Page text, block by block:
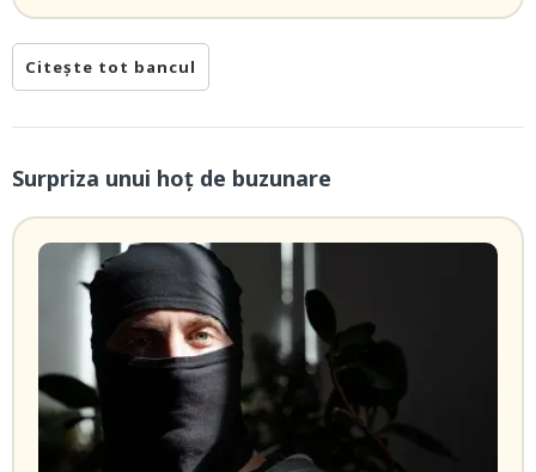
Citește tot bancul
Surpriza unui hoţ de buzunare